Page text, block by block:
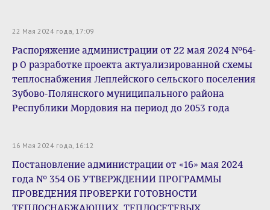
22 Мая 2024 года, 17:09
Распоряжение администрации от 22 мая 2024 №64-
р О разработке проекта актуализированной схемы
теплоснабжения Леплейского сельского поселения
Зубово-Полянского муниципального района
Республики Мордовия на период до 2053 года
16 Мая 2024 года, 16:12
Постановление администрации от «16» мая 2024
года № 354 ОБ УТВЕРЖДЕНИИ ПРОГРАММЫ
ПРОВЕДЕНИЯ ПРОВЕРКИ ГОТОВНОСТИ